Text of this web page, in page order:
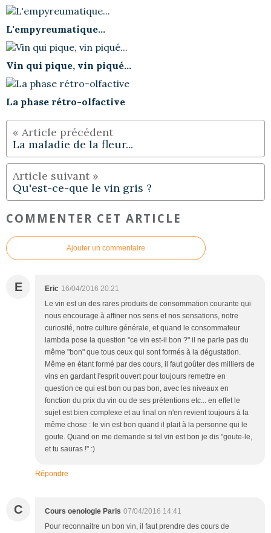
L'empyreumatique...
Vin qui pique, vin piqué...
La phase rétro-olfactive
La maladie de la fleur...
Qu'est-ce-que le vin gris ?
COMMENTER CET ARTICLE
Ajouter un commentaire
E Eric 16/04/2016 20:21
Le vin est un des rares produits de consommation courante qui
nous encourage à affiner nos sens et nos sensations, notre
curiosité, notre culture générale, et quand le consommateur
lambda pose la question "ce vin est-il bon ?" il ne parle pas du
même "bon" que tous ceux qui sont formés à la dégustation.
Même en étant formé par des cours, il faut goûter des milliers de
vins en gardant l'esprit ouvert pour toujours remettre en
question ce qui est bon ou pas bon, avec les niveaux en
fonction du prix du vin ou de ses prétentions etc... en effet le
sujet est bien complexe et au final on n'en revient toujours à la
même chose : le vin est bon quand il plait à la personne qui le
goute. Quand on me demande si tel vin est bon je dis "goute-le,
et tu sauras !" :)
Répondre
C Cours oenologie Paris 07/04/2016 14:41
Pour reconnaitre un bon vin, il faut prendre des cours de